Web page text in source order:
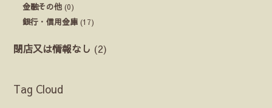
金融その他 (0)
銀行・信用金庫 (17)
閉店又は情報なし (2)
Tag Cloud